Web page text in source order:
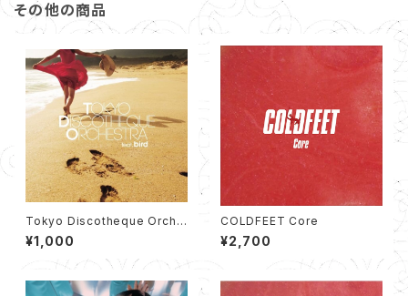
その他の商品
Tokyo Discotheque Orche
stra feat. bird EP (12cm C
D)
¥1,000
COLDFEET Core
¥2,700